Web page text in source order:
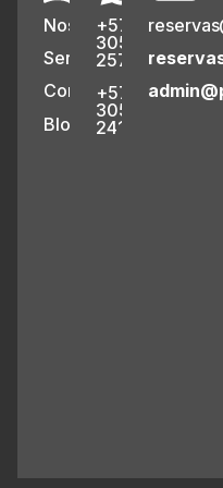
Nosotros
Servicios
Contacto
Blog
+57
305
2573314
+57
305
2413286